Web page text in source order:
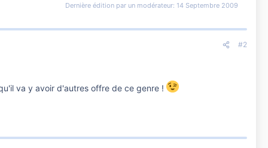
Dernière édition par un modérateur: 14 Septembre 2009
#2
va y avoir d'autres offre de ce genre !